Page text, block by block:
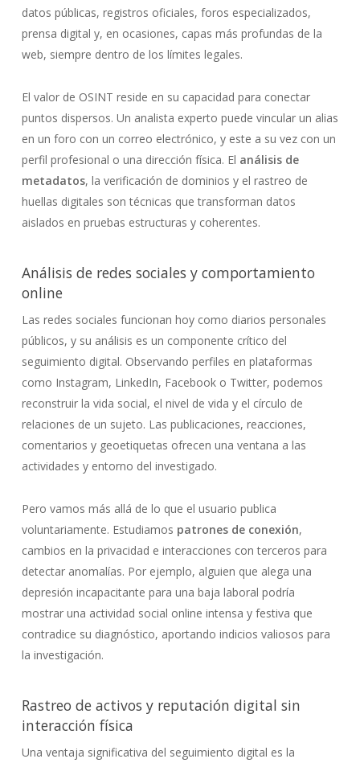
datos públicas, registros oficiales, foros especializados,
prensa digital y, en ocasiones, capas más profundas de la
web, siempre dentro de los límites legales.
El valor de OSINT reside en su capacidad para conectar
puntos dispersos. Un analista experto puede vincular un alias
en un foro con un correo electrónico, y este a su vez con un
perfil profesional o una dirección física. El análisis de
metadatos, la verificación de dominios y el rastreo de
huellas digitales son técnicas que transforman datos
aislados en pruebas estructuras y coherentes.
Análisis de redes sociales y comportamiento
online
Las redes sociales funcionan hoy como diarios personales
públicos, y su análisis es un componente crítico del
seguimiento digital. Observando perfiles en plataformas
como Instagram, LinkedIn, Facebook o Twitter, podemos
reconstruir la vida social, el nivel de vida y el círculo de
relaciones de un sujeto. Las publicaciones, reacciones,
comentarios y geoetiquetas ofrecen una ventana a las
actividades y entorno del investigado.
Pero vamos más allá de lo que el usuario publica
voluntariamente. Estudiamos patrones de conexión,
cambios en la privacidad e interacciones con terceros para
detectar anomalías. Por ejemplo, alguien que alega una
depresión incapacitante para una baja laboral podría
mostrar una actividad social online intensa y festiva que
contradice su diagnóstico, aportando indicios valiosos para
la investigación.
Rastreo de activos y reputación digital sin
interacción física
Una ventaja significativa del seguimiento digital es la